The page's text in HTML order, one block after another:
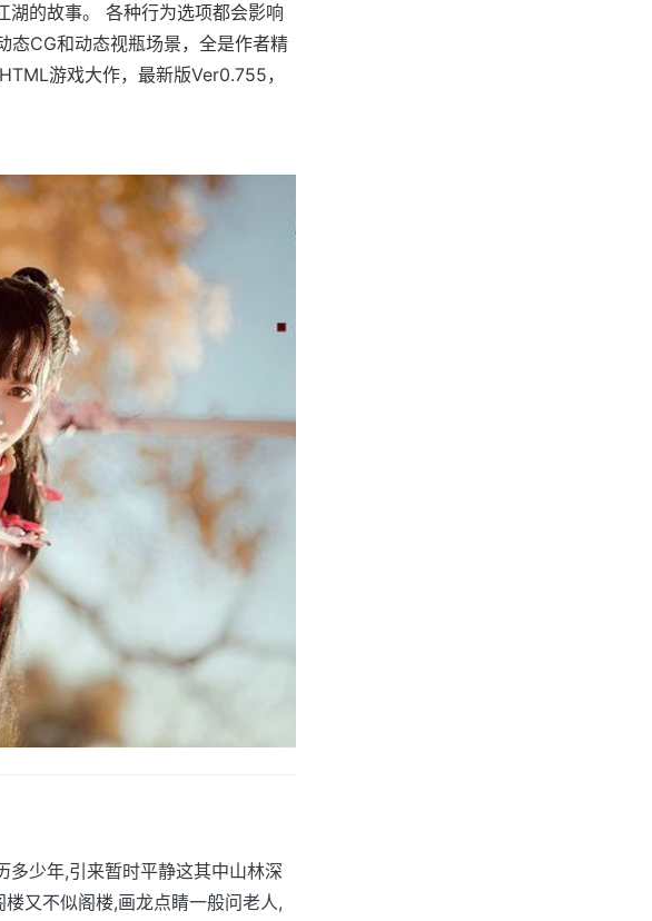
湖的故事。 各种行为选项都会影响
态CG和动态视瓶场景，全是作者精
游戏大作，最新版Ver0.755，
多少年,引来暂时平静这其中山林深
又不似阁楼,画龙点睛一般问老人,